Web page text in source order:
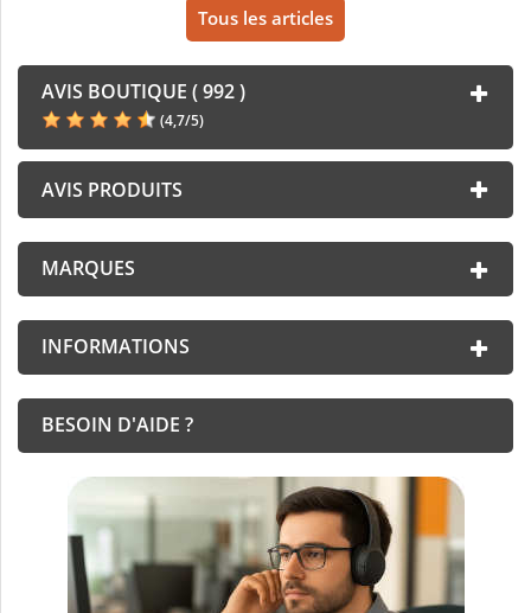
Tous les articles
AVIS BOUTIQUE ( 992 )
(4,7/5)
AVIS PRODUITS
MARQUES
INFORMATIONS
BESOIN D'AIDE ?